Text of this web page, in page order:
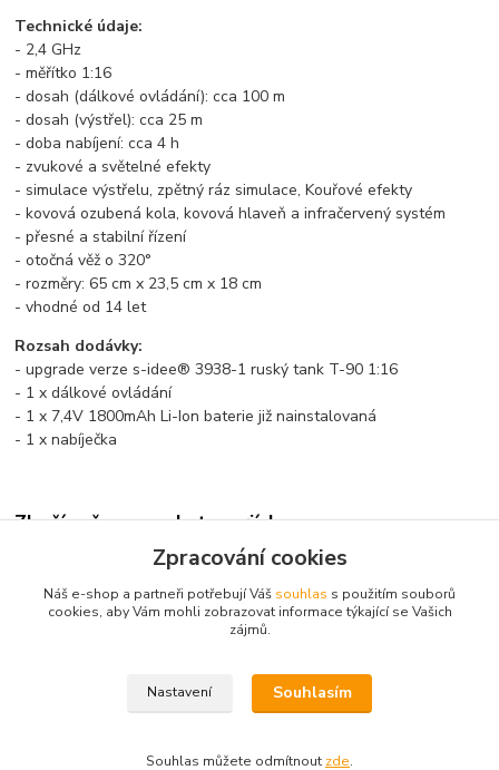
Technické údaje:
- 2,4 GHz
- měřítko 1:16
- dosah (dálkové ovládání): cca 100 m
- dosah (výstřel): cca 25 m
- doba nabíjení: cca 4 h
- zvukové a světelné efekty
- simulace výstřelu, zpětný ráz simulace, Kouřové efekty
- kovová ozubená kola, kovová hlaveň a infračervený systém
- přesné a stabilní řízení
- otočná věž o 320°
- rozměry: 65 cm x 23,5 cm x 18 cm
- vhodné od 14 let
Rozsah dodávky:
- upgrade verze s-idee® 3938-1 ruský tank T-90 1:16
- 1 x dálkové ovládání
- 1 x 7,4V 1800mAh Li-Ion baterie již nainstalovaná
- 1 x nabíječka
Zboží zařazeno v kategoriích
Modely tanků a ostatní
Tanky
Tanky TORRO MATORRO PROFI
Zpracování cookies
Náš e-shop a partneři potřebují Váš souhlas s použitím souborů
cookies, aby Vám mohli zobrazovat informace týkající se Vašich
zájmů.
Nastavení Souhlasím
Souhlas můžete odmítnout zde.